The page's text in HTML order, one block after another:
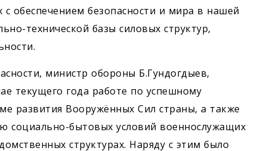
обеспечением безопасности и мира в нашей
технической базы силовых структур,
министр обороны Б.Гундогдыев,
текущего года работе по успешному
развития Вооружённых Сил страны, а также
социально-бытовых условий военно­служащих
структурах. Наряду с этим было